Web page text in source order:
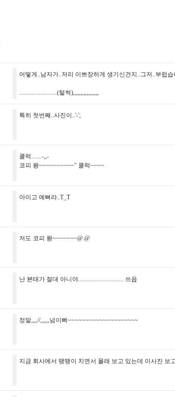
어떻게..남자가..저리 이쁘장하게 생기신건지..그저..부럽습
.........................(털썩),,,,,,,,,,,,,,,,,
특히 첫번째..사진이..'-';
쿨럭.......-,,-
코피 퐝~~~~~~~~~~" 쿨럭~~~~
아이고 예뻐라..T_T
저도 코피 퐝~~~~~~~@.@
난 뵨태가 절대 아니야.............................. 쓰읍
정말,,,,//,,,,,,넘이뻐~~~~~~~~~~~~~~~~~~~~
지금 회사에서 땡땡이 치면서 몰래 보고 있는데 이사진